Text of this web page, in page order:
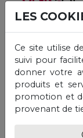
LES
Ce site utilise
suivi pour
donner votre
produits et
promotion et
provenant de